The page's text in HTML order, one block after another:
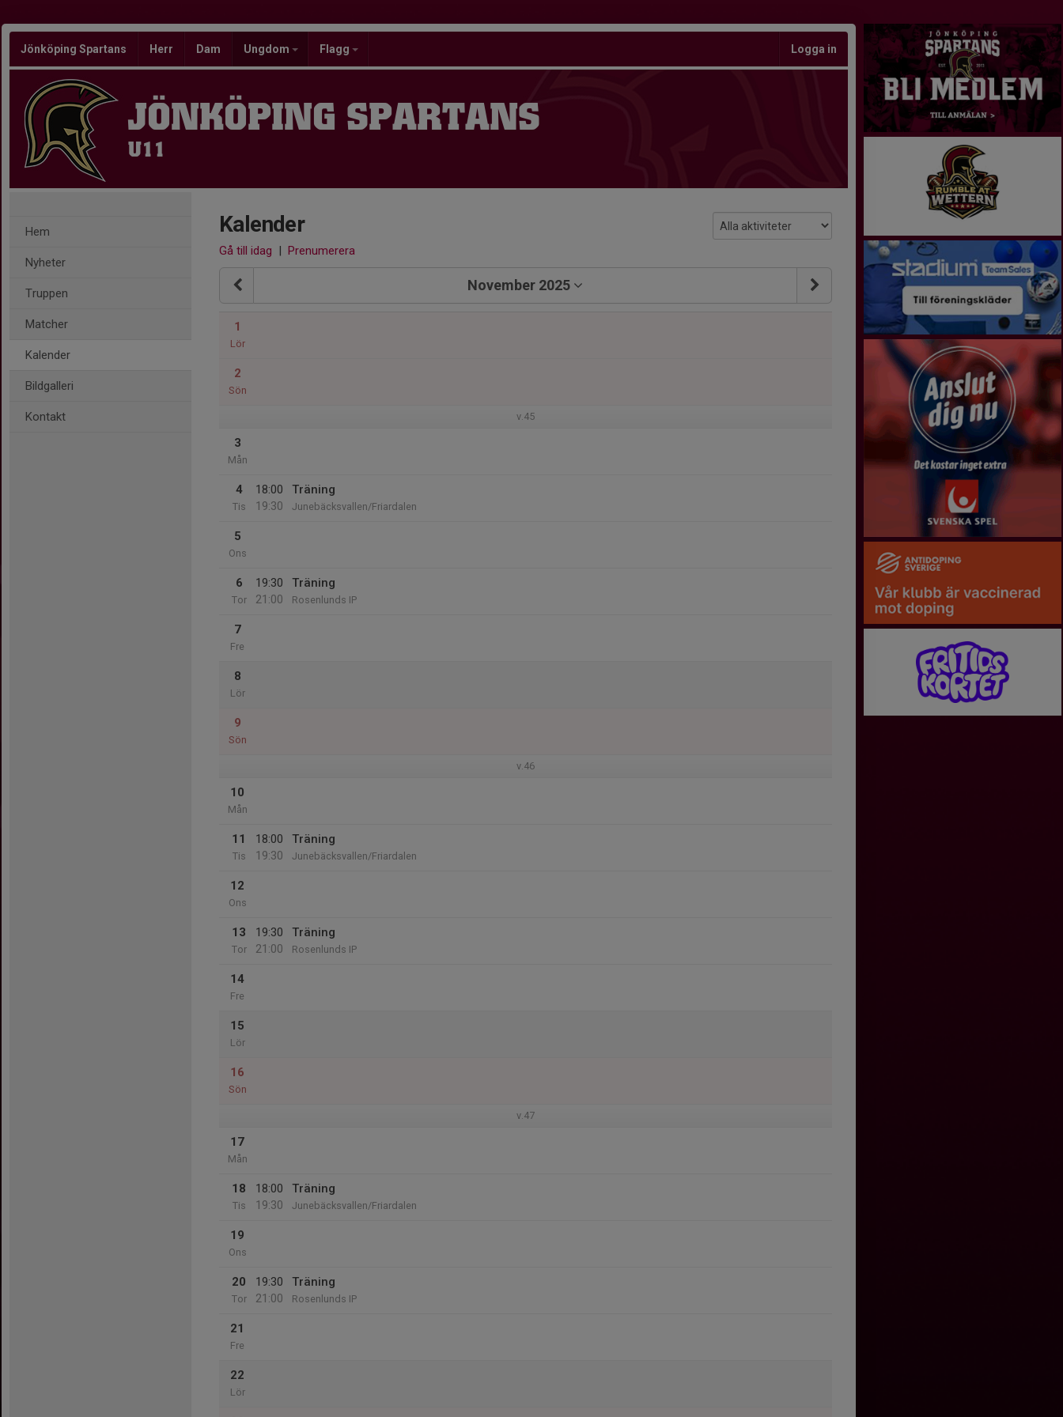
Jönköping Spartans Herr Dam Ungdom Flagg Logga in
JÖNKÖPING SPARTANS
U11
Hem
Nyheter
Truppen
Matcher
Kalender
Bildgalleri
Kontakt
Kalender
Gå till idag | Prenumerera
November 2025
1
Lör
2
Sön
v.45
3
Mån
4
Tis
18:00
19:30
Träning
Junebäcksvallen/Friardalen
5
Ons
6
Tor
19:30
21:00
Träning
Rosenlunds IP
7
Fre
8
Lör
9
Sön
v.46
10
Mån
11
Tis
18:00
19:30
Träning
Junebäcksvallen/Friardalen
12
Ons
13
Tor
19:30
21:00
Träning
Rosenlunds IP
14
Fre
15
Lör
16
Sön
v.47
17
Mån
18
Tis
18:00
19:30
Träning
Junebäcksvallen/Friardalen
19
Ons
20
Tor
19:30
21:00
Träning
Rosenlunds IP
21
Fre
22
Lör